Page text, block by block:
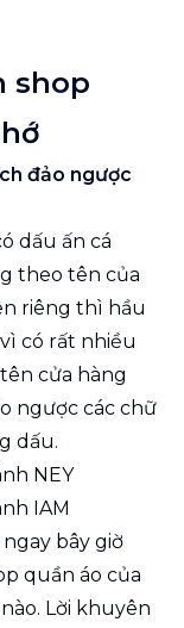
shop
đảo ngược
dấu ấn cá
theo tên của
riêng thì hầu
có rất nhiều
cửa hàng
ngược các chữ
dấu.
NEY
IAM
bây giờ
quần áo của
Lời khuyên